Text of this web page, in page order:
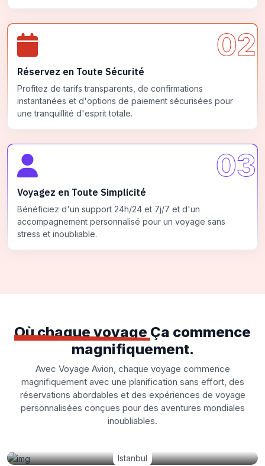
02
Réservez en Toute Sécurité
Profitez de tarifs transparents, de confirmations
instantanées et d'options de paiement sécurisées pour
une tranquillité d'esprit totale.
03
Voyagez en Toute Simplicité
Bénéficiez d'un support 24h/24 et 7j/7 et d'un
accompagnement personnalisé pour un voyage sans
stress et inoubliable.
Où chaque voyage Ça commence
magnifiquement.
Avec Voyage Avion, chaque voyage commence
magnifiquement avec une planification sans effort, des
réservations abordables et des expériences de voyage
personnalisées conçues pour des aventures mondiales
inoubliables.
Istanbul